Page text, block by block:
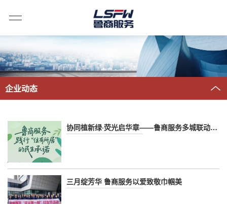
企业动态
协同植新绿·荧光启华章——鲁商服务多城联动开展2026植树节主题活动
三月绽芳华 鲁商服务以爱致敬巾帼美